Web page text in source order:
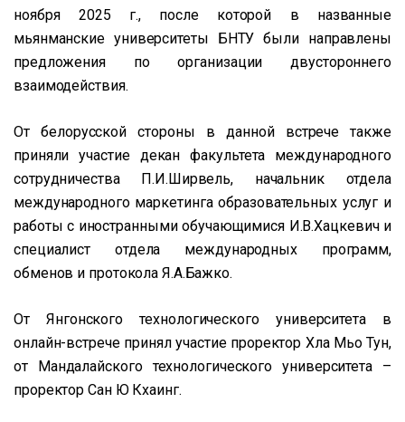
ноября 2025 г., после которой в названные
мьянманские университеты БНТУ были направлены
предложения по организации двустороннего
взаимодействия.
От белорусской стороны в данной встрече также
приняли участие декан факультета международного
сотрудничества П.И.Ширвель, начальник отдела
международного маркетинга образовательных услуг и
работы с иностранными обучающимися И.В.Хацкевич и
специалист отдела международных программ,
обменов и протокола Я.А.Бажко.
От Янгонского технологического университета в
онлайн-встрече принял участие проректор Хла Мьо Тун,
от Мандалайского технологического университета –
проректор Сан Ю Кхаинг.